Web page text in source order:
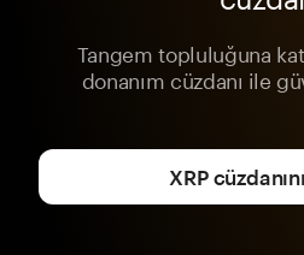
Tangem topluluğuna
donanım cüzdanı ile
XRP